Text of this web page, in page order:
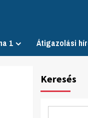
1 Átigazolási
Keresés